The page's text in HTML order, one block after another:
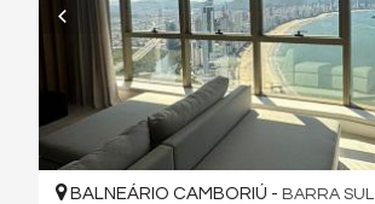
BALNEÁRIO CAMBORIÚ - BARRA SUL